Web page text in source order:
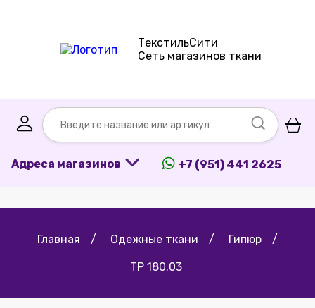
ТекстильСити
Сеть магазинов ткани
Адреса магазинов +7 (951) 441 2625
Главная / Одежные ткани / Гипюр /
ТР 180.03